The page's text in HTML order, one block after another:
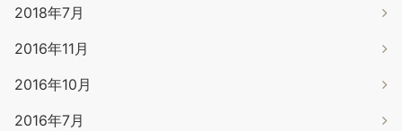
2018年7月
2016年11月
2016年10月
2016年7月